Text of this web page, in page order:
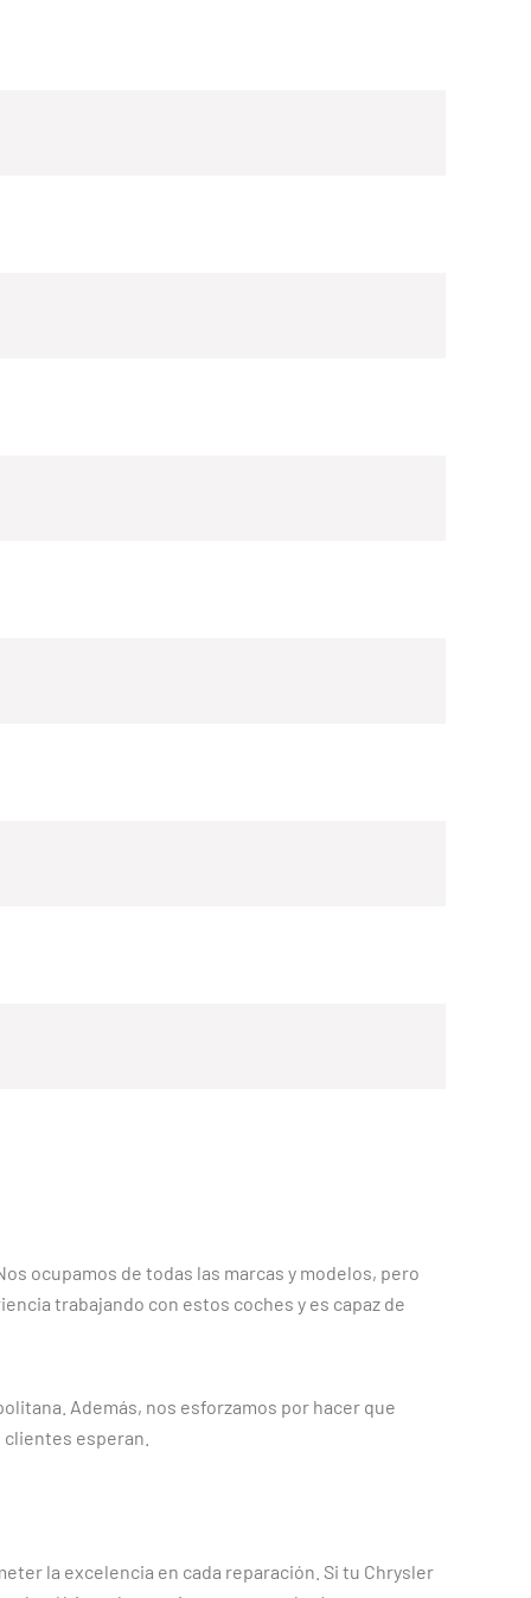
ocupamos de todas las marcas y modelos, pero
trabajando con estos coches y es capaz de
Además, nos esforzamos por hacer que
esperan.
la excelencia en cada reparación. Si tu Chrysler